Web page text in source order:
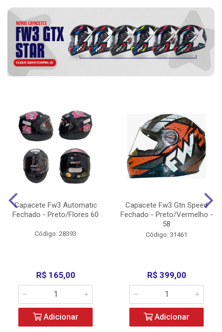
Capacete Fw3 Automatic
Fechado - Preto/Flores 60
Código: 28393
R$ 165,00
Adicionar
Capacete Fw3 Gtn Speed
Fechado - Preto/Vermelho -
58
Código: 31461
R$ 399,00
Adicionar